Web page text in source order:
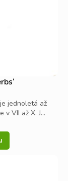
jednoletá až
VII až X. J...